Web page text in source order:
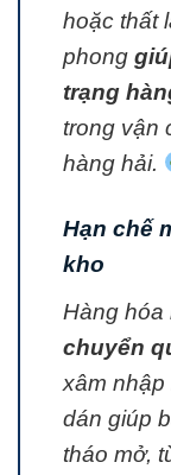
hoặc thất
phong
trạng
trong vận
hàng hải.
Hạn chế
kho
Hàng hóa
chuyển
xâm nhập
dán giúp
tháo mở,